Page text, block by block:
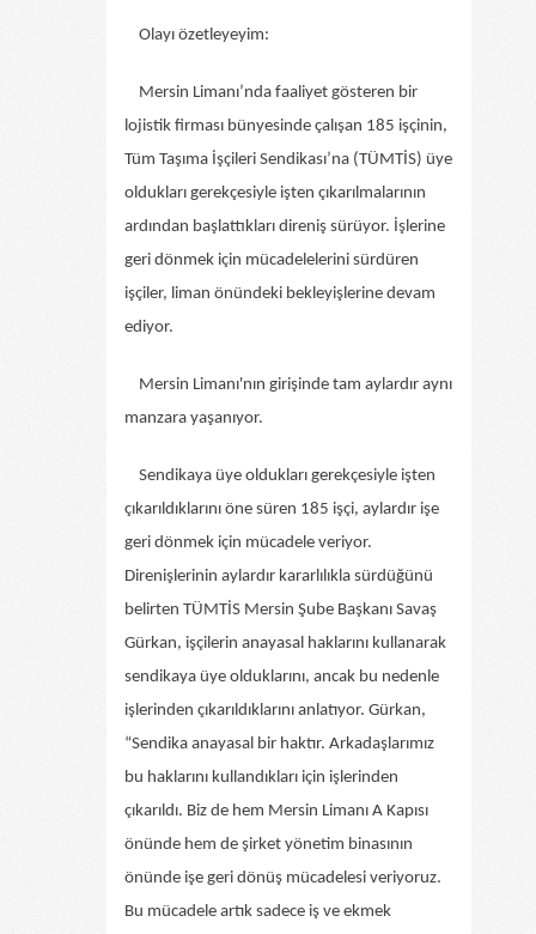
Olayı özetleyeyim:
Mersin Limanı’nda faaliyet gösteren bir
lojistik firması bünyesinde çalışan 185 işçinin,
Tüm Taşıma İşçileri Sendikası’na (TÜMTİS) üye
oldukları gerekçesiyle işten çıkarılmalarının
ardından başlattıkları direniş sürüyor. İşlerine
geri dönmek için mücadelelerini sürdüren
işçiler, liman önündeki bekleyişlerine devam
ediyor.
Mersin Limanı'nın girişinde tam aylardır aynı
manzara yaşanıyor.
Sendikaya üye oldukları gerekçesiyle işten
çıkarıldıklarını öne süren 185 işçi, aylardır işe
geri dönmek için mücadele veriyor.
Direnişlerinin aylardır kararlılıkla sürdüğünü
belirten TÜMTİS Mersin Şube Başkanı Savaş
Gürkan, işçilerin anayasal haklarını kullanarak
sendikaya üye olduklarını, ancak bu nedenle
işlerinden çıkarıldıklarını anlatıyor. Gürkan,
“Sendika anayasal bir haktır. Arkadaşlarımız
bu haklarını kullandıkları için işlerinden
çıkarıldı. Biz de hem Mersin Limanı A Kapısı
önünde hem de şirket yönetim binasının
önünde işe geri dönüş mücadelesi veriyoruz.
Bu mücadele artık sadece iş ve ekmek